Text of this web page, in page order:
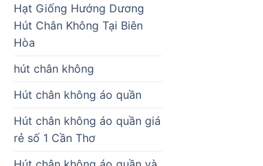
Hạt Giống Hướng Dương
Hút Chân Không Tại Biên
Hòa
hút chân không
Hút chân không áo quần
Hút chân không áo quần giá
rẻ số 1 Cần Thơ